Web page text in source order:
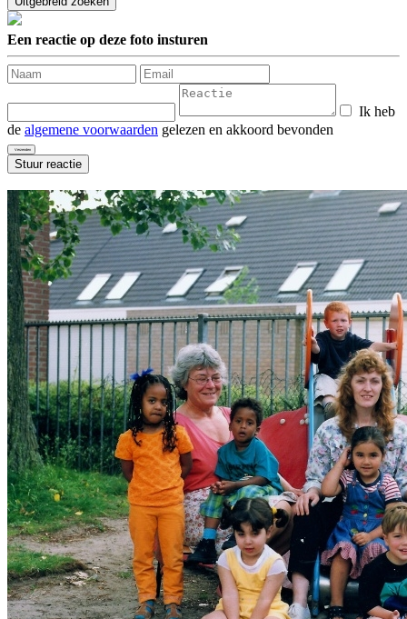
Een reactie op deze foto insturen
Ik heb
de algemene voorwaarden gelezen en akkoord bevonden